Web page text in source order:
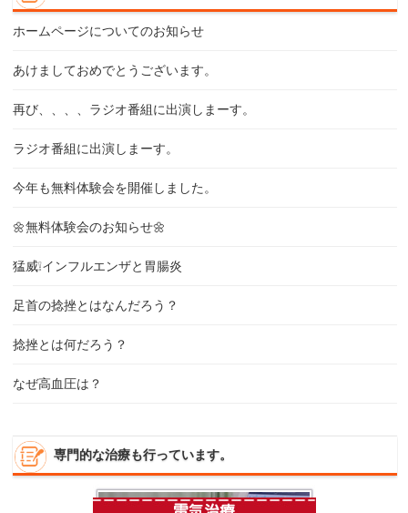
ホームページについてのお知らせ
あけましておめでとうございます。
再び、、、、ラジオ番組に出演しまーす。
ラジオ番組に出演しまーす。
今年も無料体験会を開催しました。
🌼無料体験会のお知らせ🌼
猛威❕インフルエンザと胃腸炎
足首の捻挫とはなんだろう？
捻挫とは何だろう？
なぜ高血圧は？
専門的な治療も行っています。